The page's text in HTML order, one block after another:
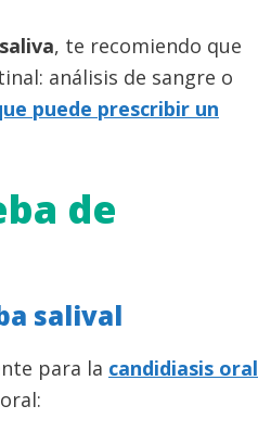
, te recomiendo que
análisis de sangre o
puede prescribir un
de
salival
para la candidiasis oral